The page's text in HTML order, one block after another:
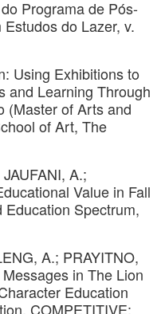
Programa de Pós-
do Lazer, v.
Using Exhibitions to
and Learning Through
(Master of Arts and
of Art, The
A.;
Value in Fall
Spectrum,
A.; PRAYITNO,
in The Lion
Education
COMPETITIVE: